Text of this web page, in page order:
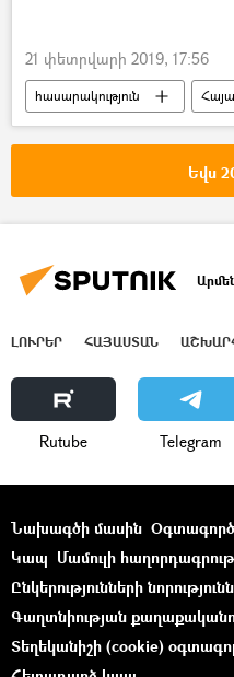
21 փետրվարի 2019, 17:56
հասարակություն
ինքնասպանություն
Եվս
ԼՈՒՐԵՐ ՀԱՅԱՍՏԱՆ
Rutube Telegram
Նախագծի մասին
Կապ Մամուլի
Ընկերությունների
Գաղտնիության
Տեղեկանիշի (cookie)